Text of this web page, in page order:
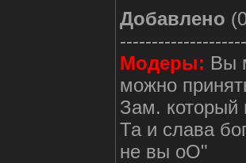
Добавлено
Модеры: Вы
можно
Зам. который
Та и слава
не вы оО"